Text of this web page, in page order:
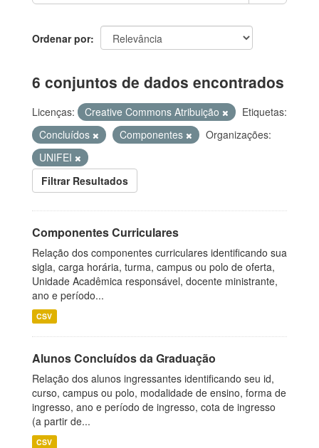
Ordenar por
6 conjuntos de dados encontrados
Licenças: Creative Commons Atribuição
Etiquetas:
Concluídos
Componentes
Organizações:
UNIFEI
Filtrar Resultados
Componentes Curriculares
Relação dos componentes curriculares identificando sua
sigla, carga horária, turma, campus ou polo de oferta,
Unidade Acadêmica responsável, docente ministrante,
ano e período...
CSV
Alunos Concluídos da Graduação
Relação dos alunos ingressantes identificando seu id,
curso, campus ou polo, modalidade de ensino, forma de
ingresso, ano e período de ingresso, cota de ingresso
(a partir de...
CSV